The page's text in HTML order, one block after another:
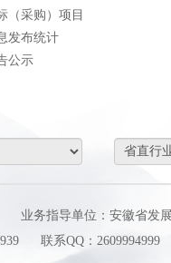
（采购）项目
发布统计
公示
业务指导单位：安徽省发
联系QQ：2609994999